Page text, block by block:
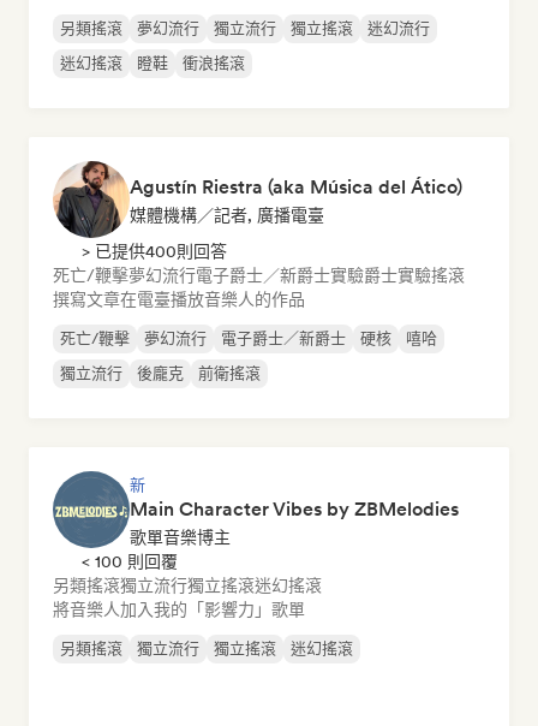
另類搖滾 夢幻流行 獨立流行 獨立搖滾
迷幻流行
迷幻搖滾
瞪鞋 衝浪搖滾
Agustín Riestra (aka Música del Ático)
媒體機構／記者, 廣播電臺
> 已提供400則回答
死亡/鞭擊夢幻流行電子爵士／新爵士實驗爵士實驗搖滾
撰寫文章在電臺播放音樂人的作品
死亡/鞭擊 夢幻流行 電子爵士／新爵士 硬核
嘻哈
獨立流行
後龐克 前衛搖滾
新
Main Character Vibes by ZBMelodies
歌單音樂博主
< 100 則回覆
另類搖滾獨立流行獨立搖滾迷幻搖滾
將音樂人加入我的「影響力」歌單
另類搖滾 獨立流行 獨立搖滾 迷幻搖滾